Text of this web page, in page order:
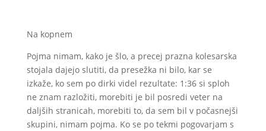
Na kopnem
Pojma nimam, kako je šlo, a precej prazna kolesarska
stojala dajejo slutiti, da presežka ni bilo, kar se
izkaže, ko sem po dirki videl rezultate: 1:36 si sploh
ne znam razložiti, morebiti je bil posredi veter na
daljših stranicah, morebiti to, da sem bil v počasnejši
skupini, nimam pojma. Ko se po tekmi pogovarjam s